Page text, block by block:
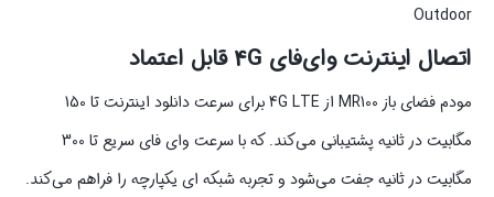
اتصال اینترنت وای‌فای 4G قابل اعتماد
مودم فضای باز MR100 از 4G LTE برای سرعت دانلود اینترنت تا 150
مگابیت در ثانیه پشتیبانی می‌کند. که با سرعت وای‌ فای سریع تا 300
مگابیت در ثانیه جفت می‌شود و تجربه شبکه‌ ای یکپارچه را فراهم می‌کند.